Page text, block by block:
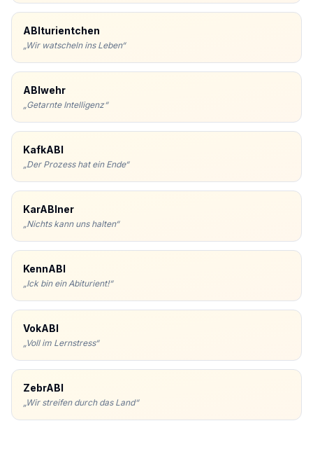
ABIturientchen
„Wir watscheln ins Leben“
ABIwehr
„Getarnte Intelligenz“
KafkABI
„Der Prozess hat ein Ende“
KarABIner
„Nichts kann uns halten“
KennABI
„Ick bin ein Abiturient!“
VokABI
„Voll im Lernstress“
ZebrABI
„Wir streifen durch das Land“